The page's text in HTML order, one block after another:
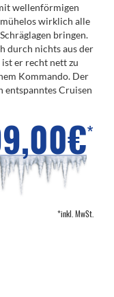
wellenförmigen
wirklich alle
bringen.
durch nichts aus der
er recht nett zu
Kommando. Der
entspanntes Cruisen
*
*inkl. MwSt.